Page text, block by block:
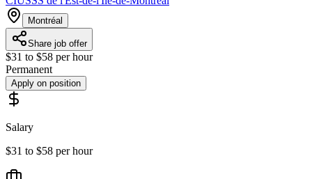
Montréal
Share job offer
$31 to $58 per hour
Permanent
Apply on position
Salary
$31 to $58 per hour